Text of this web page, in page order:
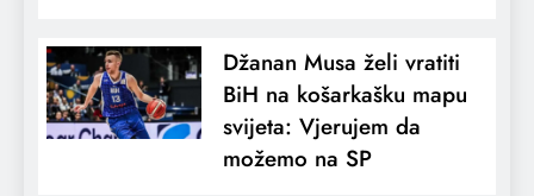
Džanan Musa želi vratiti
BiH na košarkašku mapu
svijeta: Vjerujem da
možemo na SP